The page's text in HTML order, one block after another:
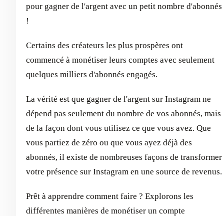
pour gagner de l'argent avec un petit nombre d'abonnés
!
Certains des créateurs les plus prospères ont
commencé à monétiser leurs comptes avec seulement
quelques milliers d'abonnés engagés.
La vérité est que gagner de l'argent sur Instagram ne
dépend pas seulement du nombre de vos abonnés, mais
de la façon dont vous utilisez ce que vous avez. Que
vous partiez de zéro ou que vous ayez déjà des
abonnés, il existe de nombreuses façons de transformer
votre présence sur Instagram en une source de revenus.
Prêt à apprendre comment faire ? Explorons les
différentes manières de monétiser un compte